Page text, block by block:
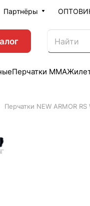
Партнёры
Перчатки ММА
Перчатки NEW ARMOR RS